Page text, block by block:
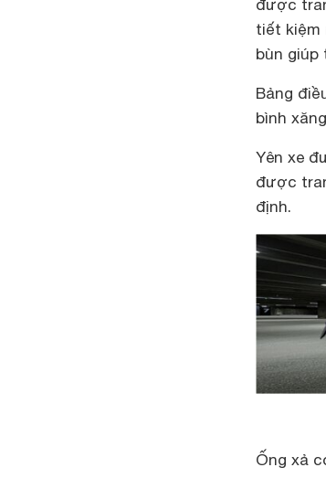
được
tiết kiệm
bùn giúp
Bảng
bình
Yên xe
được
định.
Ống xả